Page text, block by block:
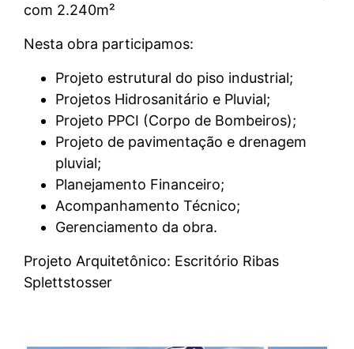
com 2.240m²
Nesta obra participamos:
Projeto estrutural do piso industrial;
Projetos Hidrosanitário e Pluvial;
Projeto PPCI (Corpo de Bombeiros);
Projeto de pavimentação e drenagem
pluvial;
Planejamento Financeiro;
Acompanhamento Técnico;
Gerenciamento da obra.
Projeto Arquitetônico: Escritório Ribas
Splettstosser